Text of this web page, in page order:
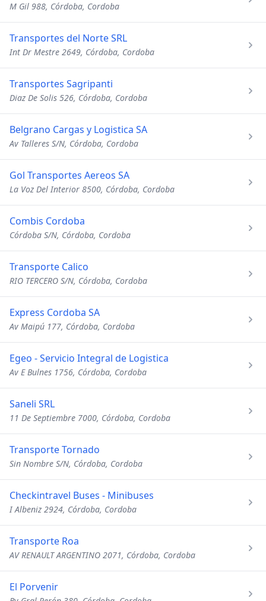
M Gil 988, Córdoba, Cordoba
Transportes del Norte SRL
Int Dr Mestre 2649, Córdoba, Cordoba
Transportes Sagripanti
Diaz De Solis 526, Córdoba, Cordoba
Belgrano Cargas y Logistica SA
Av Talleres S/N, Córdoba, Cordoba
Gol Transportes Aereos SA
La Voz Del Interior 8500, Córdoba, Cordoba
Combis Cordoba
Córdoba S/N, Córdoba, Cordoba
Transporte Calico
RIO TERCERO S/N, Córdoba, Cordoba
Express Cordoba SA
Av Maipú 177, Córdoba, Cordoba
Egeo - Servicio Integral de Logistica
Av E Bulnes 1756, Córdoba, Cordoba
Saneli SRL
11 De Septiembre 7000, Córdoba, Cordoba
Transporte Tornado
Sin Nombre S/N, Córdoba, Cordoba
Checkintravel Buses - Minibuses
I Albeniz 2924, Córdoba, Cordoba
Transporte Roa
AV RENAULT ARGENTINO 2071, Córdoba, Cordoba
El Porvenir